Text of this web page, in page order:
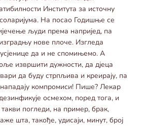
Института за источну
На посао Годишње се
људи према напријед, па
нове плоче. Изгледа
да и не спомињемо. А
извршити дужности, да дјеца
да буду стрпљива и креирају, па
компромиси! Пише? Лекар
осмехом, поред тога, и
погледи, на пример, брак,
шта, такође, удисаји, минут, број